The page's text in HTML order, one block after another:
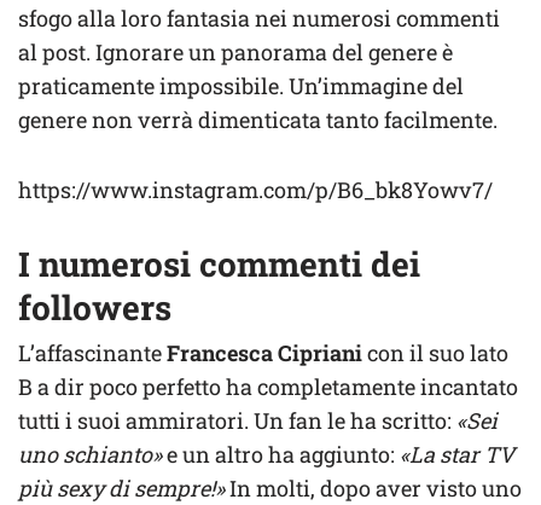
sfogo alla loro fantasia nei numerosi commenti
al post. Ignorare un panorama del genere è
praticamente impossibile. Un’immagine del
genere non verrà dimenticata tanto facilmente.
https://www.instagram.com/p/B6_bk8Yowv7/
I numerosi commenti dei
followers
L’affascinanteFrancesca Ciprianicon il suo lato
B a dir poco perfetto ha completamente incantato
tutti i suoi ammiratori. Un fan le ha scritto: «Sei
uno schianto»e un altro ha aggiunto: «La star TV
più sexy di sempre!»In molti, dopo aver visto uno